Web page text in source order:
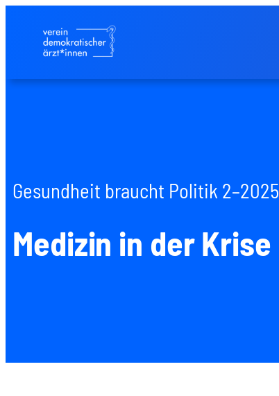
Gesund­heit braucht Poli­tik 2–2025
Medi­zin in der Kri­se